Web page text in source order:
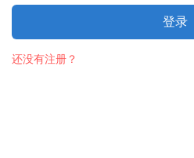
登录
还没有注册？